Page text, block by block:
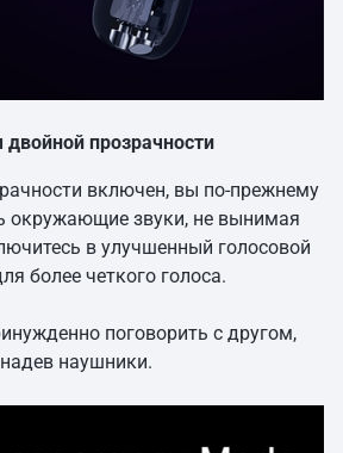
прозрачности
включен, вы по-прежнему
окружающие звуки, не вынимая
в улучшенный голосовой
более четкого голоса.
поговорить с другом,
надев наушники.